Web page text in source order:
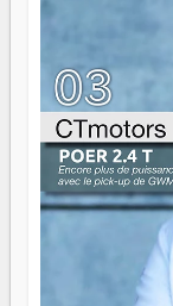
gouvernail,
ont la force, les
n'est pas un
d'équipage.
Surtout vos
n'importe quel
Il faut juste
même sens.